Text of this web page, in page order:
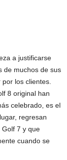
a justificarse
de muchos de sus
los clientes.
8 original han
celebrado, es el
regresan
7 y que
cuando se